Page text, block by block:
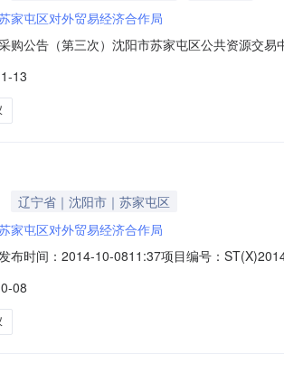
家屯区对外贸易经济合作局
购公告（第三次）沈阳市苏家屯区公共资源交
内容品目号品目名称采购内容001投影仪详见下
内⑶项目完成地
13
辽宁省｜沈阳市｜苏家屯区
家屯区对外贸易经济合作局
布时间：2014-10-0811:37项目编号：
价方式组织采购。欢迎国内合格的投标人参加
08